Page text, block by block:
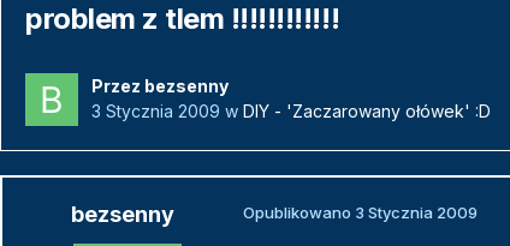
problem z tlem !!!!!!!!!!!!
Przez bezsenny
3 Stycznia 2009 w DIY - 'Zaczarowany ołówek' :D
bezsenny Opublikowano 3 Stycznia 2009